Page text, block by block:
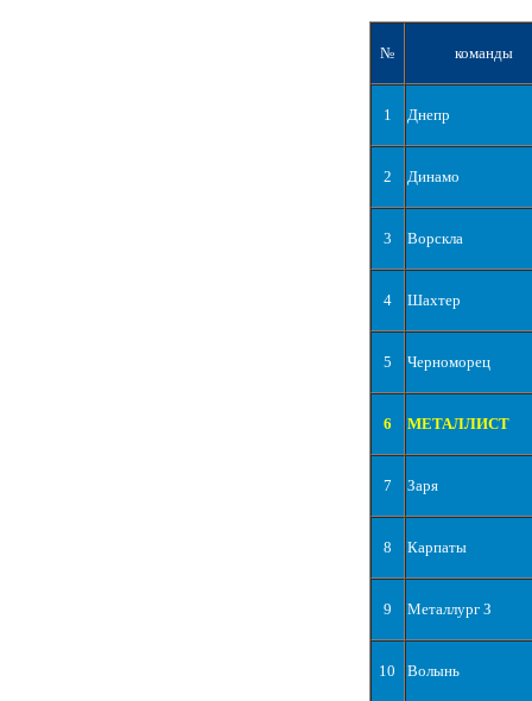
№ команды
1 Днепр
2 Динамо
3 Ворскла
4 Шахтер
5 Черноморец
6 МЕТАЛЛИСТ
7 Заря
8 Карпаты
9 Металлург З
10 Волынь